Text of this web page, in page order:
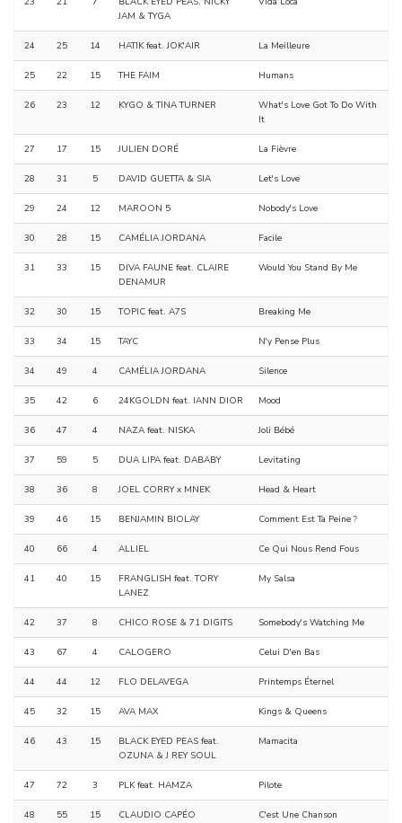
JAM & TYGA
24 25 14 HATIK feat. JOK'AIR La Meilleure
25 22 15 THE FAIM Humans
26 23 12 KYGO & TINA TURNER
What's Love Got To Do With
It
27 17 15 JULIEN DORÉ La Fièvre
28 31 5 DAVID GUETTA & SIA Let's Love
29 24 12 MAROON 5 Nobody's Love
30 28 15 CAMÉLIA JORDANA Facile
31 33 15
DIVA FAUNE feat. CLAIRE
DENAMUR
Would You Stand By Me
32 30 15 TOPIC feat. A7S Breaking Me
33 34 15 TAYC N'y Pense Plus
34 49 4 CAMÉLIA JORDANA Silence
35 42 6 24KGOLDN feat. IANN DIOR Mood
36 47 4 NAZA feat. NISKA Joli Bébé
37 59 5 DUA LIPA feat. DABABY Levitating
38 36 8 JOEL CORRY x MNEK Head & Heart
39 46 15 BENJAMIN BIOLAY Comment Est Ta Peine ?
40 66 4 ALLIEL Ce Qui Nous Rend Fous
41 40 15
FRANGLISH feat. TORY
LANEZ
My Salsa
42 37 8 CHICO ROSE & 71 DIGITS Somebody's Watching Me
43 67 4 CALOGERO Celui D'en Bas
44 44 12 FLO DELAVEGA Printemps Éternel
45 32 15 AVA MAX Kings & Queens
46 43 15
BLACK EYED PEAS feat.
OZUNA & J REY SOUL
Mamacita
47 72 3 PLK feat. HAMZA Pilote
48 55 15 CLAUDIO CAPÉO C'est Une Chanson